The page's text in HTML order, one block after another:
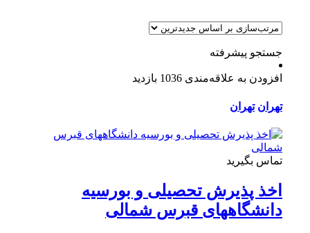
جستجو پیشرفته
افزودن به علاقه‌مندی 1036 بازدید
تهران تهران
تماس بگیرید
اخذ پذیرش تحصیلی و بورسیه
دانشگاههای قبرس شمالی